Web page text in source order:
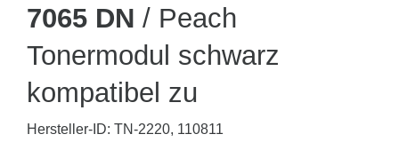
7065 DN / Peach
Tonermodul schwarz
kompatibel zu
Hersteller-ID: TN-2220, 110811